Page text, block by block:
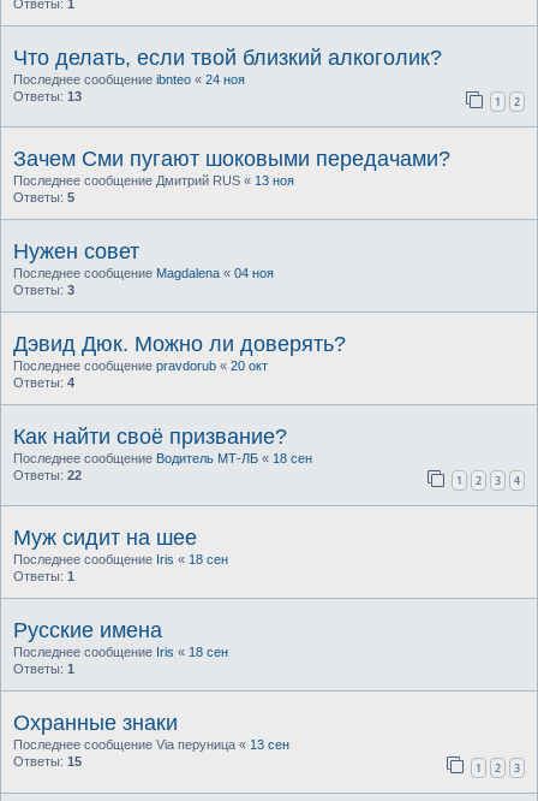
Ответы: 1
Что делать, если твой близкий алкоголик?
Последнее сообщение ibnteo « 24 ноя
Ответы: 13 1 2
Зачем Сми пугают шоковыми передачами?
Последнее сообщение Дмитрий RUS « 13 ноя
Ответы: 5
Нужен совет
Последнее сообщение Magdalena « 04 ноя
Ответы: 3
Дэвид Дюк. Можно ли доверять?
Последнее сообщение pravdorub « 20 окт
Ответы: 4
Как найти своё призвание?
Последнее сообщение Водитель МТ-ЛБ « 18 сен
Ответы: 22 1 2 3 4
Муж сидит на шее
Последнее сообщение Iris « 18 сен
Ответы: 1
Русские имена
Последнее сообщение Iris « 18 сен
Ответы: 1
Охранные знаки
Последнее сообщение Via перуница « 13 сен
Ответы: 15 1 2 3